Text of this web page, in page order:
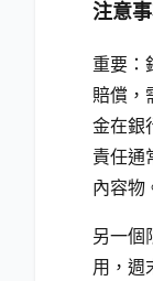
注意
重要：
賠償，
金在銀
責任通
內容物
另一個
用，週